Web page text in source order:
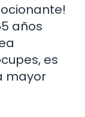
años
es
mayor